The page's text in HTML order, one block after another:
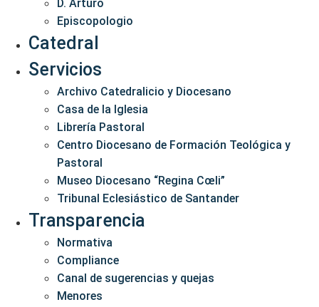
D. Arturo
Episcopologio
Catedral
Servicios
Archivo Catedralicio y Diocesano
Casa de la Iglesia
Librería Pastoral
Centro Diocesano de Formación Teológica y
Pastoral
Museo Diocesano “Regina Cœli”
Tribunal Eclesiástico de Santander
Transparencia
Normativa
Compliance
Canal de sugerencias y quejas
Menores